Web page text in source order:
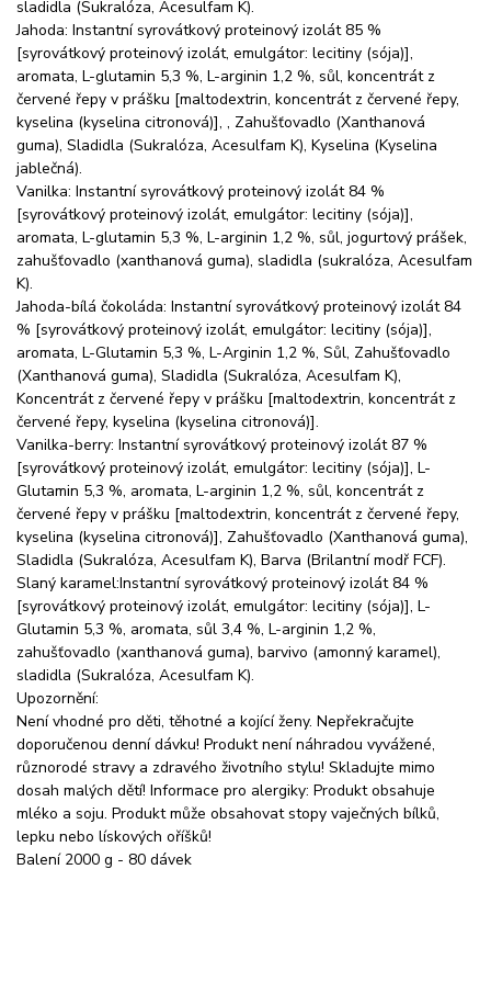
sladidla (Sukralóza, Acesulfam K).
Jahoda: Instantní syrovátkový proteinový izolát 85 %
[syrovátkový proteinový izolát, emulgátor: lecitiny (sója)],
aromata, L-glutamin 5,3 %, L-arginin 1,2 %, sůl, koncentrát z
červené řepy v prášku [maltodextrin, koncentrát z červené řepy,
kyselina (kyselina citronová)], , Zahušťovadlo (Xanthanová
guma), Sladidla (Sukralóza, Acesulfam K), Kyselina (Kyselina
jablečná).
Vanilka: Instantní syrovátkový proteinový izolát 84 %
[syrovátkový proteinový izolát, emulgátor: lecitiny (sója)],
aromata, L-glutamin 5,3 %, L-arginin 1,2 %, sůl, jogurtový prášek,
zahušťovadlo (xanthanová guma), sladidla (sukralóza, Acesulfam
K).
Jahoda-bílá čokoláda: Instantní syrovátkový proteinový izolát 84
% [syrovátkový proteinový izolát, emulgátor: lecitiny (sója)],
aromata, L-Glutamin 5,3 %, L-Arginin 1,2 %, Sůl, Zahušťovadlo
(Xanthanová guma), Sladidla (Sukralóza, Acesulfam K),
Koncentrát z červené řepy v prášku [maltodextrin, koncentrát z
červené řepy, kyselina (kyselina citronová)].
Vanilka-berry: Instantní syrovátkový proteinový izolát 87 %
[syrovátkový proteinový izolát, emulgátor: lecitiny (sója)], L-
Glutamin 5,3 %, aromata, L-arginin 1,2 %, sůl, koncentrát z
červené řepy v prášku [maltodextrin, koncentrát z červené řepy,
kyselina (kyselina citronová)], Zahušťovadlo (Xanthanová guma),
Sladidla (Sukralóza, Acesulfam K), Barva (Brilantní modř FCF).
Slaný karamel:Instantní syrovátkový proteinový izolát 84 %
[syrovátkový proteinový izolát, emulgátor: lecitiny (sója)], L-
Glutamin 5,3 %, aromata, sůl 3,4 %, L-arginin 1,2 %,
zahušťovadlo (xanthanová guma), barvivo (amonný karamel),
sladidla (Sukralóza, Acesulfam K).
Upozornění:
Není vhodné pro děti, těhotné a kojící ženy. Nepřekračujte
doporučenou denní dávku! Produkt není náhradou vyvážené,
různorodé stravy a zdravého životního stylu! Skladujte mimo
dosah malých dětí! Informace pro alergiky: Produkt obsahuje
mléko a soju. Produkt může obsahovat stopy vaječných bílků,
lepku nebo lískových oříšků!
Balení 2000 g - 80 dávek